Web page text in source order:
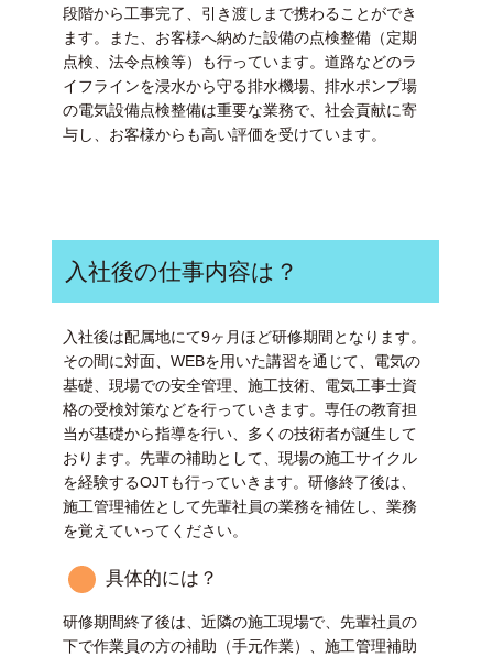
段階から工事完了、引き渡しまで携わることができ
ます。また、お客様へ納めた設備の点検整備（定期
点検、法令点検等）も行っています。道路などのラ
イフラインを浸水から守る排水機場、排水ポンプ場
の電気設備点検整備は重要な業務で、社会貢献に寄
与し、お客様からも高い評価を受けています。
入社後の仕事内容は？
入社後は配属地にて9ヶ月ほど研修期間となります。
その間に対面、WEBを用いた講習を通じて、電気の
基礎、現場での安全管理、施工技術、電気工事士資
格の受検対策などを行っていきます。専任の教育担
当が基礎から指導を行い、多くの技術者が誕生して
おります。先輩の補助として、現場の施工サイクル
を経験するOJTも行っていきます。研修終了後は、
施工管理補佐として先輩社員の業務を補佐し、業務
を覚えていってください。
具体的には？
研修期間終了後は、近隣の施工現場で、先輩社員の
下で作業員の方の補助（手元作業）、施工管理補助